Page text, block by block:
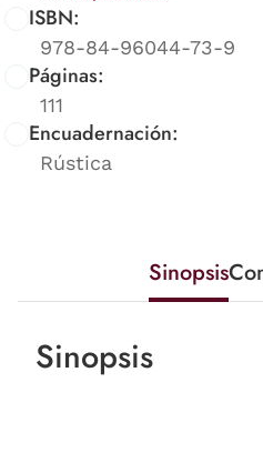
ISBN:
978-84-96044-73-9
Páginas:
111
Encuadernación:
Rústica
Sinopsis
Sinopsis